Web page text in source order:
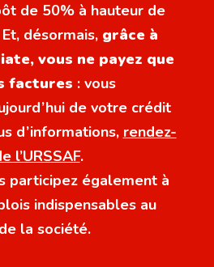
de 50% à hauteur de
désormais, grâce à
vous ne payez que
factures : vous
de votre crédit
d’informations, rendez-
l’URSSAF.
participez également à
indispensables au
la société.